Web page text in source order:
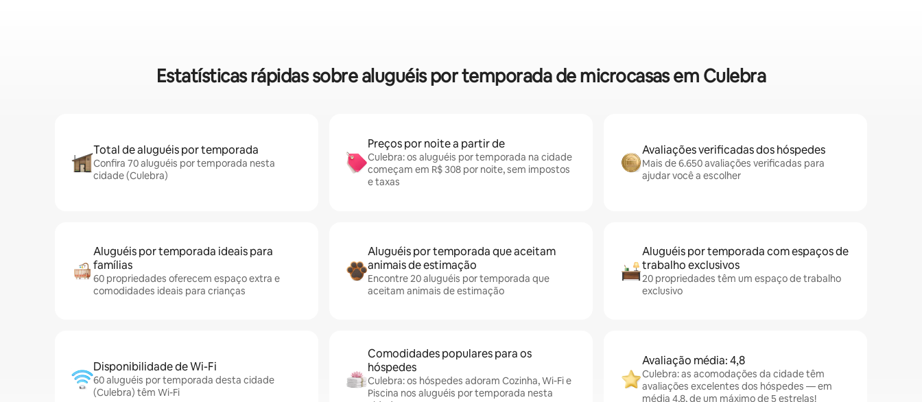
Estatísticas rápidas sobre aluguéis por temporada de microcasas em Culebra
Total de aluguéis por temporada
Confira 70 aluguéis por temporada nesta
cidade (Culebra)
Preços por noite a partir de
Culebra: os aluguéis por temporada na cidade
começam em R$ 308 por noite, sem impostos
e taxas
Avaliações verificadas dos hóspedes
Mais de 6.650 avaliações verificadas para
ajudar você a escolher
Aluguéis por temporada ideais para
famílias
60 propriedades oferecem espaço extra e
comodidades ideais para crianças
Aluguéis por temporada que aceitam
animais de estimação
Encontre 20 aluguéis por temporada que
aceitam animais de estimação
Aluguéis por temporada com espaços de
trabalho exclusivos
20 propriedades têm um espaço de trabalho
exclusivo
Disponibilidade de Wi-Fi
60 aluguéis por temporada desta cidade
(Culebra) têm Wi-Fi
Comodidades populares para os
hóspedes
Culebra: os hóspedes adoram Cozinha, Wi-Fi e
Piscina nos aluguéis por temporada nesta
Avaliação média: 4,8
Culebra: as acomodações da cidade têm
avaliações excelentes dos hóspedes — em
média 4,8, de um máximo de 5 estrelas!